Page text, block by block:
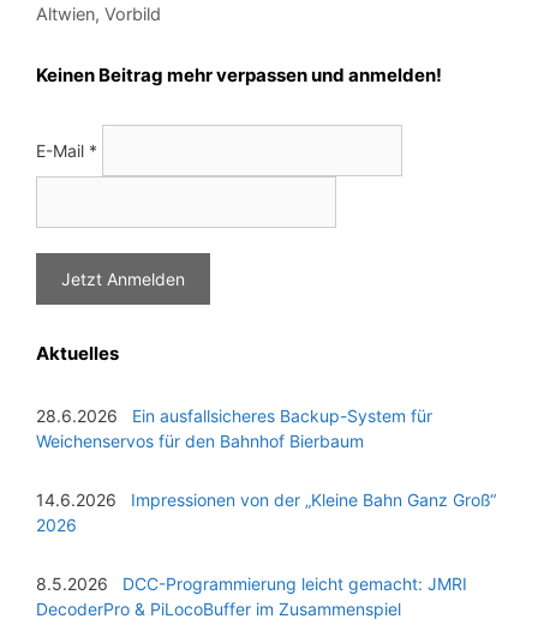
Schlagwörter
Altwien, Vorbild
Keinen Beitrag mehr verpassen und anmelden!
E-Mail *
Aktuelles
28.6.2026 Ein ausfallsicheres Backup-System für
Weichenservos für den Bahnhof Bierbaum
14.6.2026 Impressionen von der „Kleine Bahn Ganz Groß“
2026
8.5.2026 DCC-Programmierung leicht gemacht: JMRI
DecoderPro & PiLocoBuffer im Zusammenspiel